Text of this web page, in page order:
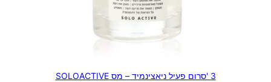
3 'סרום פעיל ניאצינמיד – מס SOLOACTIVE